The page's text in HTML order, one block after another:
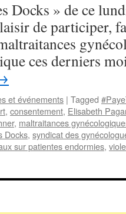
Docks » de ce
de participer,
ces derniers
et événements | Tagged
, consentement, Elisabeth
, maltraitances
Docks, syndicat des
sur patientes endormies,